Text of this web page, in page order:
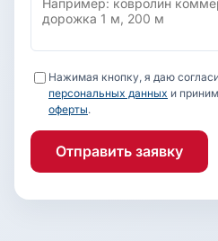
Нажимая кнопку, я даю
персональных данных и
оферты.
Отправить заявку